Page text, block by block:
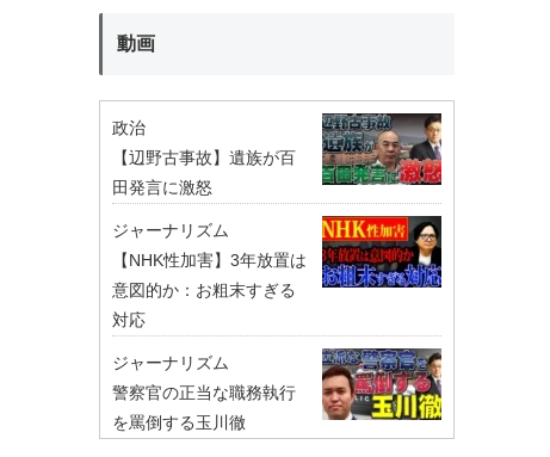
動画
政治
【辺野古事故】遺族が百
田発言に激怒
ジャーナリズム
【NHK性加害】3年放置は
意図的か：お粗末すぎる
対応
ジャーナリズム
警察官の正当な職務執行
を罵倒する玉川徹